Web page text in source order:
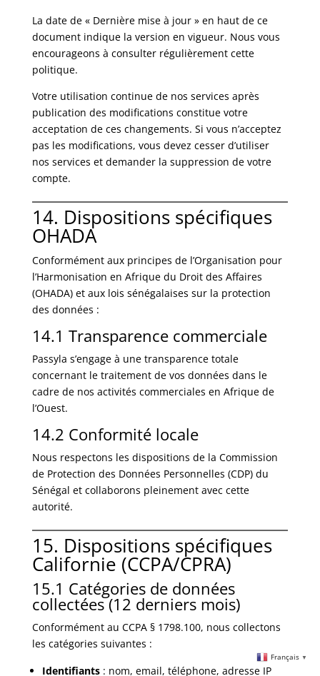
La date de « Dernière mise à jour » en haut de ce
document indique la version en vigueur. Nous vous
encourageons à consulter régulièrement cette
politique.
Votre utilisation continue de nos services après
publication des modifications constitue votre
acceptation de ces changements. Si vous n’acceptez
pas les modifications, vous devez cesser d’utiliser
nos services et demander la suppression de votre
compte.
14. Dispositions spécifiques
OHADA
Conformément aux principes de l’Organisation pour
l’Harmonisation en Afrique du Droit des Affaires
(OHADA) et aux lois sénégalaises sur la protection
des données :
14.1 Transparence commerciale
Passyla s’engage à une transparence totale
concernant le traitement de vos données dans le
cadre de nos activités commerciales en Afrique de
l’Ouest.
14.2 Conformité locale
Nous respectons les dispositions de la Commission
de Protection des Données Personnelles (CDP) du
Sénégal et collaborons pleinement avec cette
autorité.
15. Dispositions spécifiques
Californie (CCPA/CPRA)
15.1 Catégories de données
collectées (12 derniers mois)
Conformément au CCPA § 1798.100, nous collectons
les catégories suivantes :
Identifiants: nom, email, téléphone, adresse IP
Français ▼